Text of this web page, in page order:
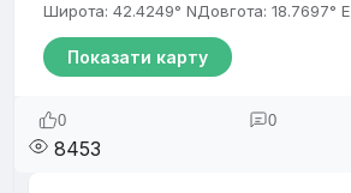
Широта: 42.4249° NДовгота: 18.7697° E
Показати карту
0 0
8453